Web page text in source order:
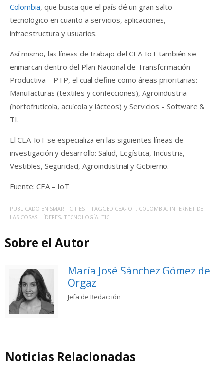
Colombia, que busca que el país dé un gran salto
tecnológico en cuanto a servicios, aplicaciones,
infraestructura y usuarios.
Así mismo, las líneas de trabajo del CEA-IoT también se
enmarcan dentro del Plan Nacional de Transformación
Productiva – PTP, el cual define como áreas prioritarias:
Manufacturas (textiles y confecciones), Agroindustria
(hortofrutícola, acuícola y lácteos) y Servicios – Software &
TI.
El CEA-IoT se especializa en las siguientes líneas de
investigación y desarrollo: Salud, Logística, Industria,
Vestibles, Seguridad, Agroindustrial y Gobierno.
Fuente: CEA – IoT
PUBLICADO EN SMART CITIES | TAGGED CEA-IOT, COLOMBIA, INTERNET DE
LAS COSAS, LÍDERES, TECNOLOGÍA, TIC
Sobre el Autor
María José Sánchez Gómez de
Orgaz
Jefa de Redacción
Noticias Relacionadas